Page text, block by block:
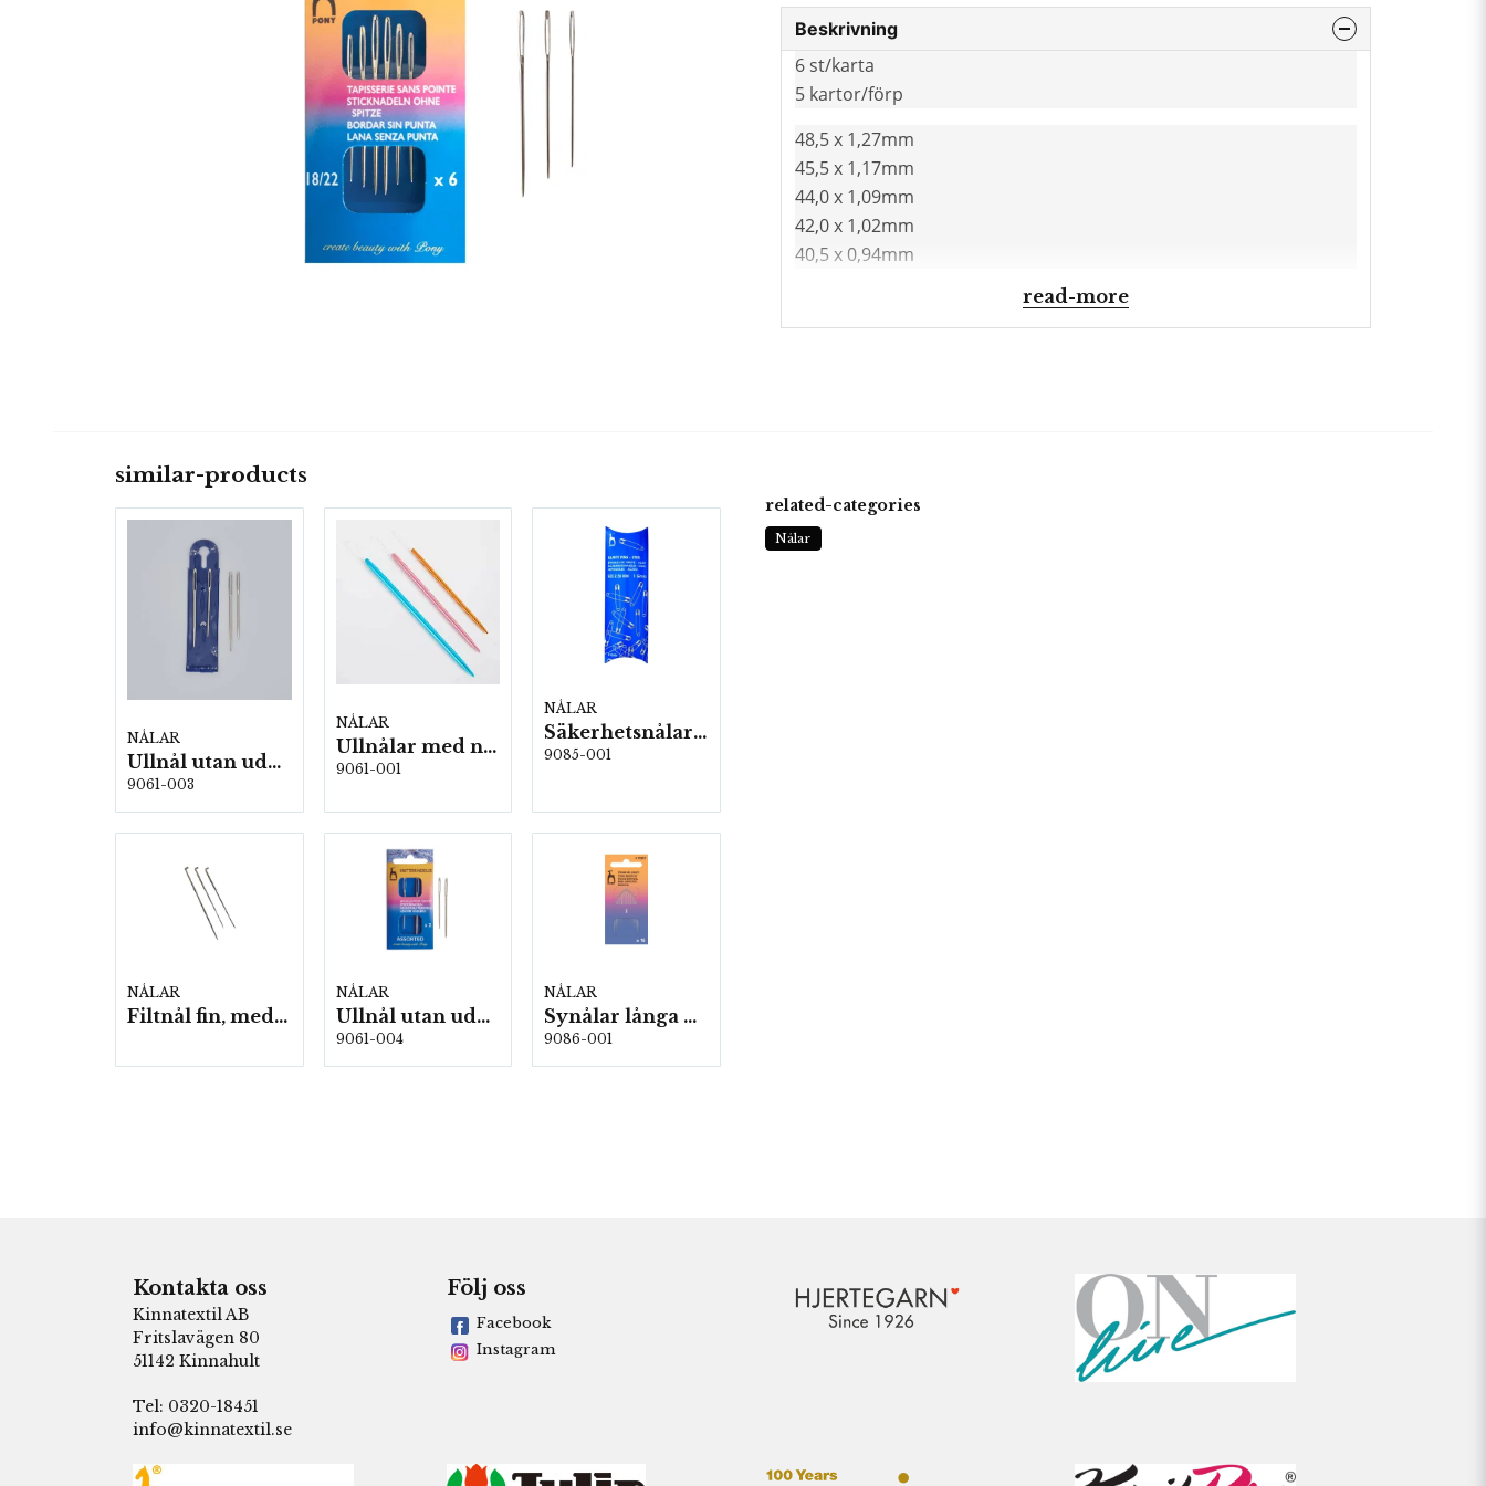
Beskrivning
6 st/karta
5 kartor/förp
48,5 x 1,27mm
45,5 x 1,17mm
44,0 x 1,09mm
42,0 x 1,02mm
40,5 x 0,94mm
read-more
similar-products
NÅLAR
Ullnål utan udd i plastfodral 2-pack, 5st/fp.
9061-003
NÅLAR
Ullnålar med nylonögla 3-pack 5 st/fp.(knitpro)
9061-001
NÅLAR
Säkerhetsnålar 38 mm, 144 st/fp. (785404)
9085-001
NÅLAR
Filtnål fin, medium grov 10 st/fp
NÅLAR
Ullnål utan udd 2-pack, 5st/fp. (15801)
9061-004
NÅLAR
Synålar långa nr: 3 16 st/karta 5 kartor/fp. (701803)
9086-001
related-categories
Nålar
Kontakta oss
Kinnatextil AB
Fritslavägen 80
51142 Kinnahult
Tel: 0320-18451
info@kinnatextil.se
Följ oss
Facebook
Instagram